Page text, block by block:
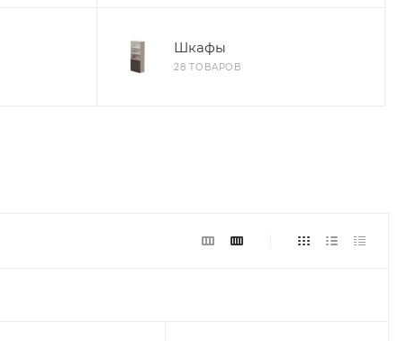
Шкафы
28 ТОВАРОВ